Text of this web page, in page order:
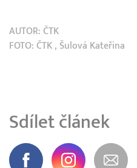
AUTOR: ČTK
FOTO: ČTK , Šulová Kateřina
Sdílet článek